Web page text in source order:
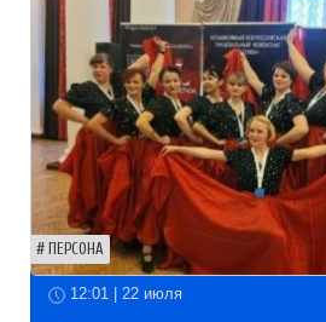
ПЕРСОНА
12:01 | 22 июля